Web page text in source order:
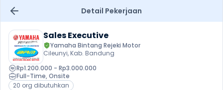
Detail Pekerjaan
Sales Executive
Yamaha Bintang Rejeki Motor
Cileunyi, Kab. Bandung
Rp1.200.000 - Rp3.000.000
Full-Time, Onsite
20 org dibutuhkan